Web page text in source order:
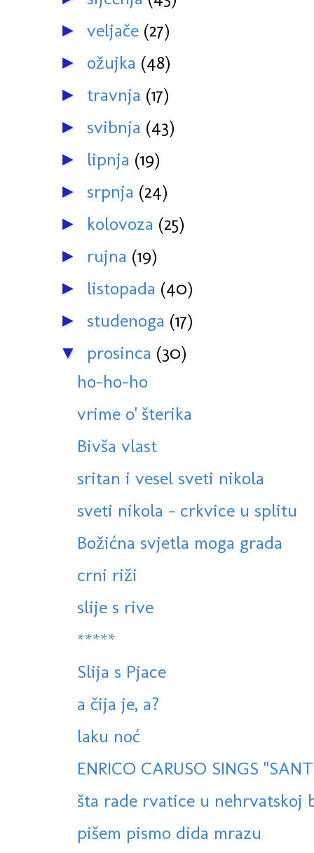
► veljače (27)
► ožujka (48)
► travnja (17)
► svibnja (43)
► lipnja (19)
► srpnja (24)
► kolovoza (25)
► rujna (19)
► listopada (40)
► studenoga (17)
▼ prosinca (30)
ho-ho-ho
vrime o' šterika
Bivša vlast
sritan i vesel sveti nikola
sveti nikola - crkvice u splitu
Božićna svjetla moga grada
crni riži
slije s rive
*****
Slija s Pjace
a čija je, a?
laku noć
ENRICO CARUSO SINGS
šta rade rvatice u nehrvatskoj
pišem pismo dida mrazu